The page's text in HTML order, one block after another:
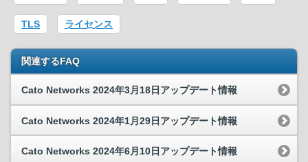
TLS ライセンス
関連するFAQ
Cato Networks 2024年3月18日アップデート情報
Cato Networks 2024年1月29日アップデート情報
Cato Networks 2024年6月10日アップデート情報